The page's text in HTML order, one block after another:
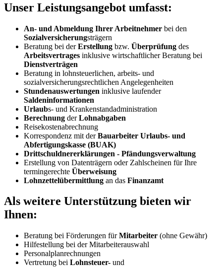
Unser Leistungsangebot umfasst:
An- und Abmeldung Ihrer Arbeitnehmer bei den
Sozialversicherungsträgern
Beratung bei derErstellung bzw. Überprüfung des
Arbeitsvertrages inklusive wirtschaftlicher Beratung bei
Dienstverträgen
Beratung in lohnsteuerlichen, arbeits- und
sozialversicherungsrechtlichen Angelegenheiten
Stundenauswertungen inklusive laufender
Saldeninformationen
Urlaubs- und Krankenstandadministration
Berechnung derLohnabgaben
Reisekostenabrechnung
Korrespondenz mit derBauarbeiter Urlaubs- und
Abfertigungskasse (BUAK)
Drittschuldnererklärungen - Pfändungsverwaltung
Erstellung von Datenträgern oder Zahlscheinen für Ihre
termingerechte Überweisung
Lohnzettelübermittlung an das Finanzamt
Als weitere Unterstützung bieten wir
Ihnen:
Beratung bei Förderungen fürMitarbeiter (ohne Gewähr)
Hilfestellung bei der Mitarbeiterauswahl
Personalplanrechnungen
Vertretung bei Lohnsteuer- und